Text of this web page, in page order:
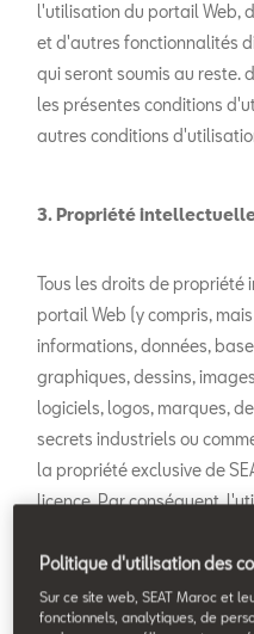
l'utilisation du portail Web,
et d'autres fonctionnalités
qui seront soumis au reste.
les présentes conditions
autres conditions
3. Propriété
Tous les droits de
portail Web (y compris,
informations, données,
graphiques, dessins,
logiciels, logos, marques,
secrets industriels ou
la propriété exclusive de
licence. Par conséquent,
publique, le traitement, la
l'exploitation de ceux-ci
quelque manière que ce
Politique d'utilisation des
Sur ce site web, SEAT Maroc et
fonctionnels, analytiques, de